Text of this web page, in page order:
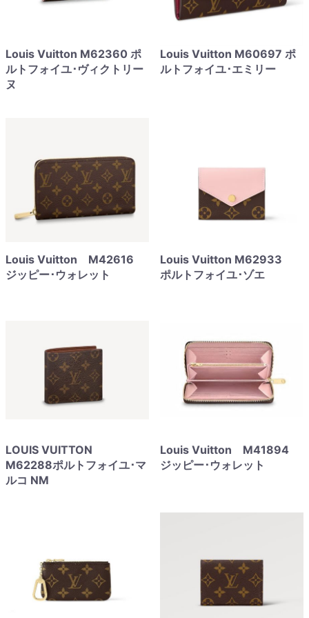
Louis Vuitton M62360 ポ
ルトフォイユ･ヴィクトリー
ヌ
Louis Vuitton M60697 ポ
ルトフォイユ･エミリー
Louis Vuitton M42616
ジッピー･ウォレット
Louis Vuitton M62933
ポルトフォイユ･ゾエ
LOUIS VUITTON
M62288ポルトフォイユ･マ
ルコ NM
Louis Vuitton M41894
ジッピー･ウォレット